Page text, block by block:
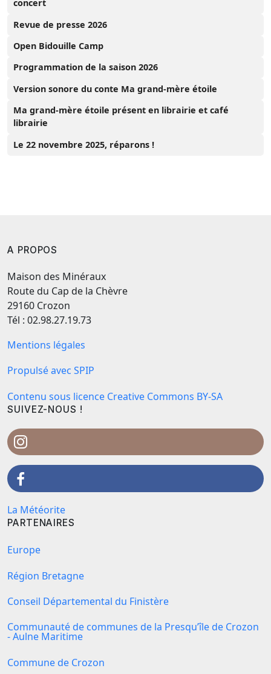
concert
Revue de presse 2026
Open Bidouille Camp
Programmation de la saison 2026
Version sonore du conte Ma grand-mère étoile
Ma grand-mère étoile présent en librairie et café
librairie
Le 22 novembre 2025, réparons !
A PROPOS
Maison des Minéraux
Route du Cap de la Chèvre
29160 Crozon
Tél : 02.98.27.19.73
Mentions légales
Propulsé avec SPIP
Contenu sous licence Creative Commons BY-SA
SUIVEZ-NOUS !
La Météorite
PARTENAIRES
Europe
Région Bretagne
Conseil Départemental du Finistère
Communauté de communes de la Presqu’île de Crozon
- Aulne Maritime
Commune de Crozon